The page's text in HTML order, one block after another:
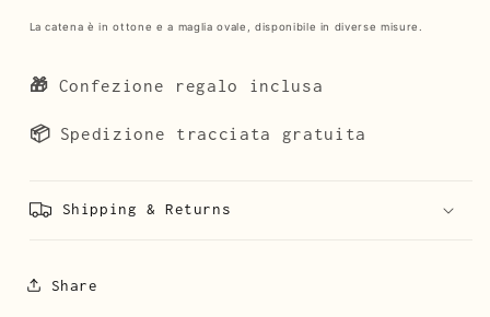
La catena è in ottone e a maglia ovale, disponibile in diverse misure.
🎁 Confezione regalo inclusa
📦Spedizione tracciata gratuita
Shipping & Returns
Share